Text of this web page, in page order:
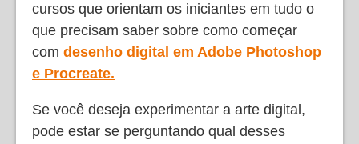
cursos que orientam os iniciantes em tudo o
que precisam saber sobre como começar
com desenho digital em Adobe Photoshop
e Procreate.
Se você deseja experimentar a arte digital,
pode estar se perguntando qual desses